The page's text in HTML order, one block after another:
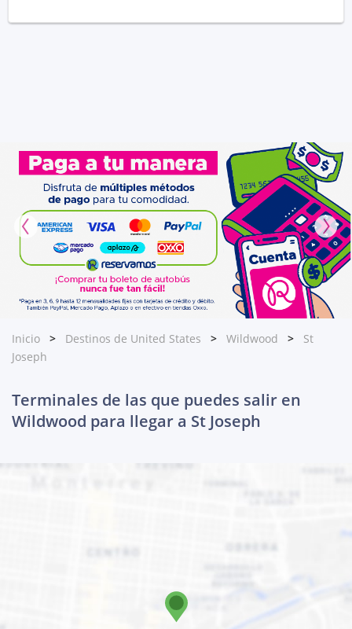
Inicio Destinos de United States Wildwood
St
Joseph
Terminales de las que puedes salir en
Wildwood para llegar a St Joseph